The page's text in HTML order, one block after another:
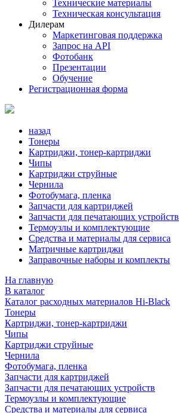
Технические материалы
Техническая консультация
Дилерам
Маркетинговая поддержка
Запрос на API
Фотобанк
Презентации
Обучение
Регистрационная форма
назад
Тонеры
Картриджи, тонер-картриджи
Чипы
Картриджи струйные
Чернила
Фотобумага, пленка
Запчасти для картриджей
Запчасти для печатающих устройств
Термоузлы и комплектующие
Средства и материалы для сервиса
Матричные картриджи
Заправочные наборы и комплекты
На главную
В каталог
Каталог расходных материалов Hi-Black
Тонеры
Картриджи, тонер-картриджи
Чипы
Картриджи струйные
Чернила
Фотобумага, пленка
Запчасти для картриджей
Запчасти для печатающих устройств
Термоузлы и комплектующие
Средства и материалы для сервиса